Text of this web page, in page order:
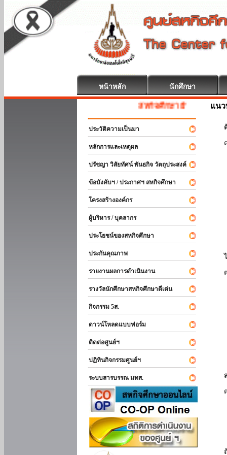
หน้าหลัก นักศึกษา
สหกิจศึกษา ยินดีต้อนรับ
ประวัติความเป็นมา
หลักการและเหตุผล
ปรัชญา วิสัยทัศน์ พันธกิจ วัตถุประสงค์
ข้อบังคับฯ / ประกาศฯ สหกิจศึกษา
โครงสร้างองค์กร
ผู้บริหาร / บุคลากร
ประโยชน์ของสหกิจศึกษา
ประกันคุณภาพ
รายงานผลการดำเนินงาน
รางวัลนักศึกษาสหกิจศึกษาดีเด่น
กิจกรรม 5ส.
ดาวน์โหลดแบบฟอร์ม
ติดต่อศูนย์ฯ
ปฏิทินกิจกรรมศูนย์ฯ
ระบบสารบรรณ มทส.
แน